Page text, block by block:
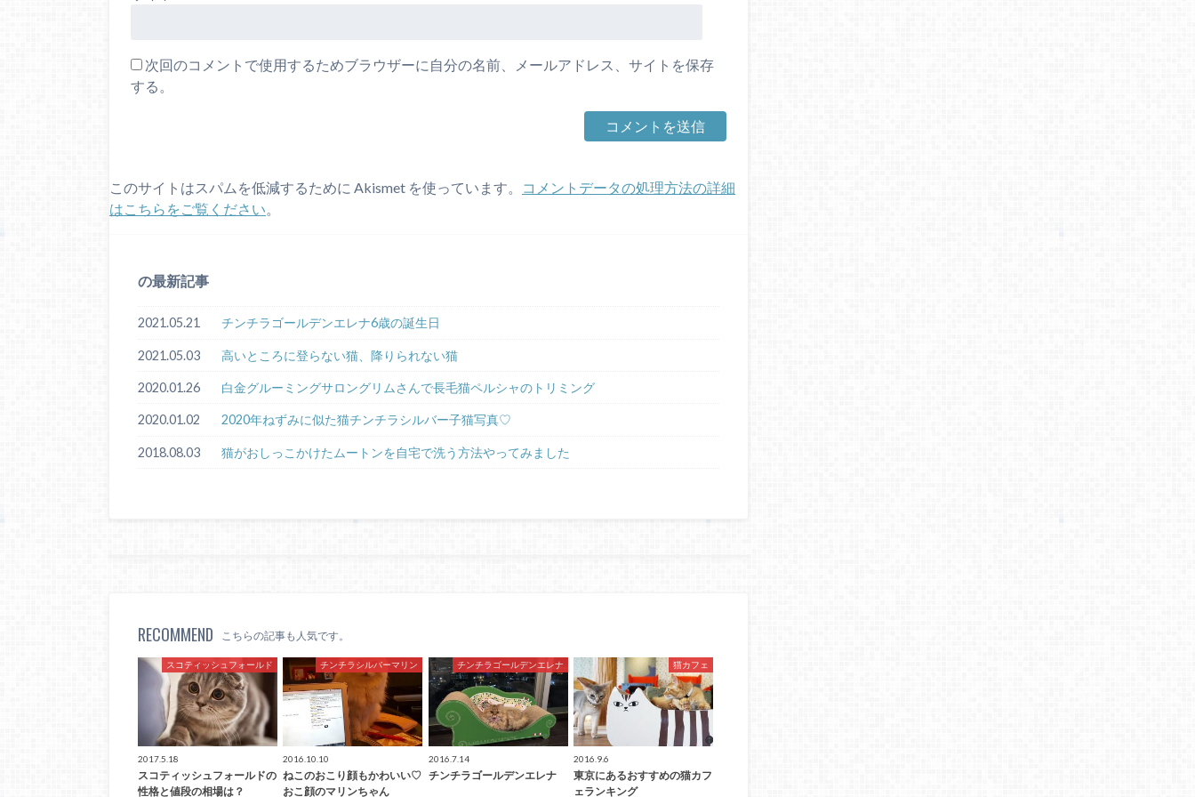
次回のコメントで使用するためブラウザーに自分の名前、メールアドレス、サイトを保存
する。
このサイトはスパムを低減するために Akismet を使っています。
コメントデータの処理方法の詳細
はこちらをご覧ください。
の最新記事
2021.05.21 チンチラゴールデンエレナ6歳の誕生日
2021.05.03 高いところに登らない猫、降りられない猫
2020.01.26 白金グルーミングサロングリムさんで長毛猫ペルシャのトリミング
2020.01.02 2020年ねずみに似た猫チンチラシルバー子猫写真♡
2018.08.03 猫がおしっこかけたムートンを自宅で洗う方法やってみました
RECOMMEND こちらの記事も人気です。
スコティッシュフォールド
2017.5.18
スコティッシュフォールドの
性格と値段の相場は？
チンチラシルバーマリン
2016.10.10
ねこのおこり顔もかわいい♡
おこ顔のマリンちゃん
チンチラゴールデンエレナ
2016.7.14
チンチラゴールデンエレナ
猫カフェ
2016.9.6
東京にあるおすすめの猫カフ
ェランキング